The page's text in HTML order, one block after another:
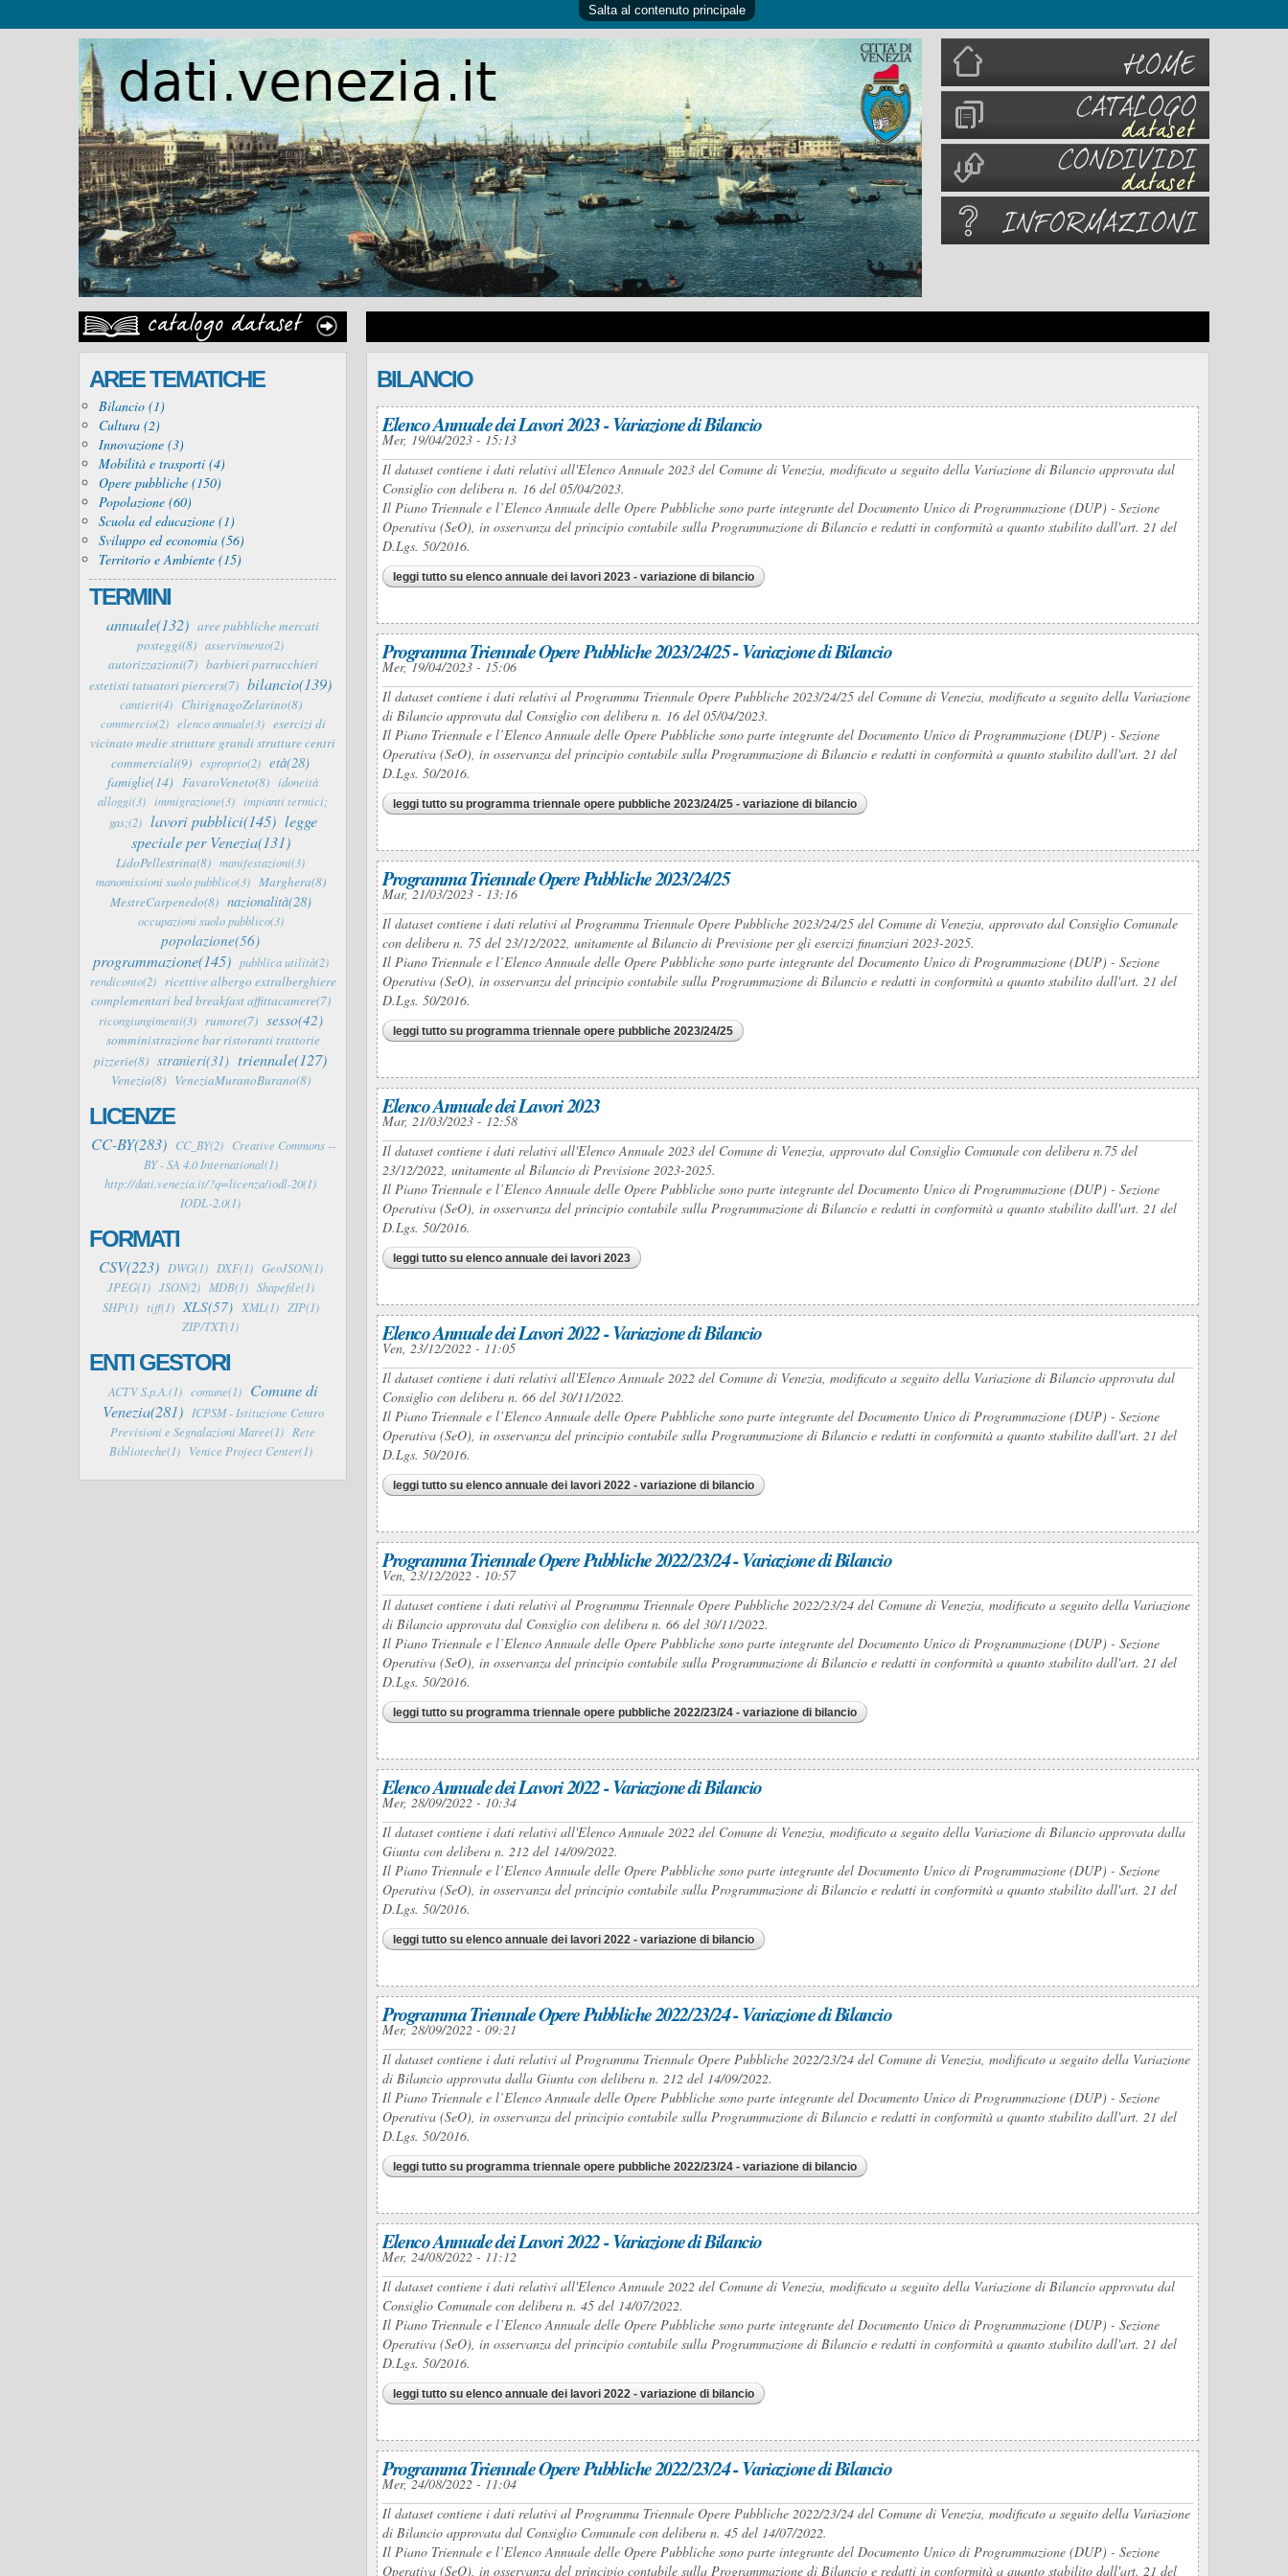
Salta al contenuto principale
AREE TEMATICHE
Bilancio (1)
Cultura (2)
Innovazione (3)
Mobilità e trasporti (4)
Opere pubbliche (150)
Popolazione (60)
Scuola ed educazione (1)
Sviluppo ed economia (56)
Territorio e Ambiente (15)
TERMINI
annuale(132) aree pubbliche mercati
posteggi(8) asservimento(2)
autorizzazioni(7) barbieri parrucchieri
estetisti tatuatori piercers(7) bilancio(139)
cantieri(4) ChirignagoZelarino(8)
commercio(2) elenco annuale(3) esercizi di
vicinato medie strutture grandi strutture centri
commerciali(9) esproprio(2) età(28)
famiglie(14) FavaroVeneto(8) idoneità
alloggi(3) immigrazione(3) impianti termici;
gas;(2) lavori pubblici(145) legge
speciale per Venezia(131)
LidoPellestrina(8) manifestazioni(3)
manomissioni suolo pubblico(3) Marghera(8)
MestreCarpenedo(8) nazionalità(28)
occupazioni suolo pubblico(3)
popolazione(56)
programmazione(145) pubblica utilità(2)
rendiconto(2) ricettive albergo extralberghiere
complementari bed breakfast affittacamere(7)
ricongiungimenti(3) rumore(7) sesso(42)
somministrazione bar ristoranti trattorie
pizzerie(8) stranieri(31) triennale(127)
Venezia(8) VeneziaMuranoBurano(8)
LICENZE
CC-BY(283) CC_BY(2)
Creative Commons --
BY - SA 4.0 International(1)
http://dati.venezia.it/?q=licenza/iodl-20(1)
IODL-2.0(1)
FORMATI
CSV(223) DWG(1) DXF(1) GeoJSON(1)
JPEG(1) JSON(2) MDB(1) Shapefile(1)
SHP(1) tiff(1) XLS(57) XML(1)
ZIP(1)
ZIP/TXT(1)
ENTI GESTORI
ACTV S.p.A.(1) comune(1)
Comune di
Venezia(281)
ICPSM - Istituzione Centro
Previsioni e Segnalazioni Maree(1)
Rete
Biblioteche(1)
Venice Project Center(1)
BILANCIO
Elenco Annuale dei Lavori 2023 - Variazione di Bilancio
Mer, 19/04/2023 - 15:13
Il dataset contiene i dati relativi all'Elenco Annuale 2023 del Comune di Venezia, modificato a seguito della Variazione di Bilancio approvata dal
Consiglio con delibera n. 16 del 05/04/2023.
Il Piano Triennale e l’Elenco Annuale delle Opere Pubbliche sono parte integrante del Documento Unico di Programmazione (DUP) - Sezione
Operativa (SeO), in osservanza del principio contabile sulla Programmazione di Bilancio e redatti in conformità a quanto stabilito dall'art. 21 del
D.Lgs. 50/2016.
leggi tutto su elenco annuale dei lavori 2023 - variazione di bilancio
Programma Triennale Opere Pubbliche 2023/24/25 - Variazione di Bilancio
Mer, 19/04/2023 - 15:06
Il dataset contiene i dati relativi al Programma Triennale Opere Pubbliche 2023/24/25 del Comune di Venezia, modificato a seguito della Variazione
di Bilancio approvata dal Consiglio con delibera n. 16 del 05/04/2023.
Il Piano Triennale e l’Elenco Annuale delle Opere Pubbliche sono parte integrante del Documento Unico di Programmazione (DUP) - Sezione
Operativa (SeO), in osservanza del principio contabile sulla Programmazione di Bilancio e redatti in conformità a quanto stabilito dall'art. 21 del
D.Lgs. 50/2016.
leggi tutto su programma triennale opere pubbliche 2023/24/25 - variazione di bilancio
Programma Triennale Opere Pubbliche 2023/24/25
Mar, 21/03/2023 - 13:16
Il dataset contiene i dati relativi al Programma Triennale Opere Pubbliche 2023/24/25 del Comune di Venezia, approvato dal Consiglio Comunale
con delibera n. 75 del 23/12/2022, unitamente al Bilancio di Previsione per gli esercizi finanziari 2023-2025.
Il Piano Triennale e l’Elenco Annuale delle Opere Pubbliche sono parte integrante del Documento Unico di Programmazione (DUP) - Sezione
Operativa (SeO), in osservanza del principio contabile sulla Programmazione di Bilancio e redatti in conformità a quanto stabilito dall'art. 21 del
D.Lgs. 50/2016.
leggi tutto su programma triennale opere pubbliche 2023/24/25
Elenco Annuale dei Lavori 2023
Mar, 21/03/2023 - 12:58
Il dataset contiene i dati relativi all'Elenco Annuale 2023 del Comune di Venezia, approvato dal Consiglio Comunale con delibera n.75 del
23/12/2022, unitamente al Bilancio di Previsione 2023-2025.
Il Piano Triennale e l’Elenco Annuale delle Opere Pubbliche sono parte integrante del Documento Unico di Programmazione (DUP) - Sezione
Operativa (SeO), in osservanza del principio contabile sulla Programmazione di Bilancio e redatti in conformità a quanto stabilito dall'art. 21 del
D.Lgs. 50/2016.
leggi tutto su elenco annuale dei lavori 2023
Elenco Annuale dei Lavori 2022 - Variazione di Bilancio
Ven, 23/12/2022 - 11:05
Il dataset contiene i dati relativi all'Elenco Annuale 2022 del Comune di Venezia, modificato a seguito della Variazione di Bilancio approvata dal
Consiglio con delibera n. 66 del 30/11/2022.
Il Piano Triennale e l’Elenco Annuale delle Opere Pubbliche sono parte integrante del Documento Unico di Programmazione (DUP) - Sezione
Operativa (SeO), in osservanza del principio contabile sulla Programmazione di Bilancio e redatti in conformità a quanto stabilito dall'art. 21 del
D.Lgs. 50/2016.
leggi tutto su elenco annuale dei lavori 2022 - variazione di bilancio
Programma Triennale Opere Pubbliche 2022/23/24 - Variazione di Bilancio
Ven, 23/12/2022 - 10:57
Il dataset contiene i dati relativi al Programma Triennale Opere Pubbliche 2022/23/24 del Comune di Venezia, modificato a seguito della Variazione
di Bilancio approvata dal Consiglio con delibera n. 66 del 30/11/2022.
Il Piano Triennale e l’Elenco Annuale delle Opere Pubbliche sono parte integrante del Documento Unico di Programmazione (DUP) - Sezione
Operativa (SeO), in osservanza del principio contabile sulla Programmazione di Bilancio e redatti in conformità a quanto stabilito dall'art. 21 del
D.Lgs. 50/2016.
leggi tutto su programma triennale opere pubbliche 2022/23/24 - variazione di bilancio
Elenco Annuale dei Lavori 2022 - Variazione di Bilancio
Mer, 28/09/2022 - 10:34
Il dataset contiene i dati relativi all'Elenco Annuale 2022 del Comune di Venezia, modificato a seguito della Variazione di Bilancio approvata dalla
Giunta con delibera n. 212 del 14/09/2022.
Il Piano Triennale e l’Elenco Annuale delle Opere Pubbliche sono parte integrante del Documento Unico di Programmazione (DUP) - Sezione
Operativa (SeO), in osservanza del principio contabile sulla Programmazione di Bilancio e redatti in conformità a quanto stabilito dall'art. 21 del
D.Lgs. 50/2016.
leggi tutto su elenco annuale dei lavori 2022 - variazione di bilancio
Programma Triennale Opere Pubbliche 2022/23/24 - Variazione di Bilancio
Mer, 28/09/2022 - 09:21
Il dataset contiene i dati relativi al Programma Triennale Opere Pubbliche 2022/23/24 del Comune di Venezia, modificato a seguito della Variazione
di Bilancio approvata dalla Giunta con delibera n. 212 del 14/09/2022.
Il Piano Triennale e l’Elenco Annuale delle Opere Pubbliche sono parte integrante del Documento Unico di Programmazione (DUP) - Sezione
Operativa (SeO), in osservanza del principio contabile sulla Programmazione di Bilancio e redatti in conformità a quanto stabilito dall'art. 21 del
D.Lgs. 50/2016.
leggi tutto su programma triennale opere pubbliche 2022/23/24 - variazione di bilancio
Elenco Annuale dei Lavori 2022 - Variazione di Bilancio
Mer, 24/08/2022 - 11:12
Il dataset contiene i dati relativi all'Elenco Annuale 2022 del Comune di Venezia, modificato a seguito della Variazione di Bilancio approvata dal
Consiglio Comunale con delibera n. 45 del 14/07/2022.
Il Piano Triennale e l’Elenco Annuale delle Opere Pubbliche sono parte integrante del Documento Unico di Programmazione (DUP) - Sezione
Operativa (SeO), in osservanza del principio contabile sulla Programmazione di Bilancio e redatti in conformità a quanto stabilito dall'art. 21 del
D.Lgs. 50/2016.
leggi tutto su elenco annuale dei lavori 2022 - variazione di bilancio
Programma Triennale Opere Pubbliche 2022/23/24 - Variazione di Bilancio
Mer, 24/08/2022 - 11:04
Il dataset contiene i dati relativi al Programma Triennale Opere Pubbliche 2022/23/24 del Comune di Venezia, modificato a seguito della Variazione
di Bilancio approvata dal Consiglio Comunale con delibera n. 45 del 14/07/2022.
Il Piano Triennale e l’Elenco Annuale delle Opere Pubbliche sono parte integrante del Documento Unico di Programmazione (DUP) - Sezione
Operativa (SeO), in osservanza del principio contabile sulla Programmazione di Bilancio e redatti in conformità a quanto stabilito dall'art. 21 del